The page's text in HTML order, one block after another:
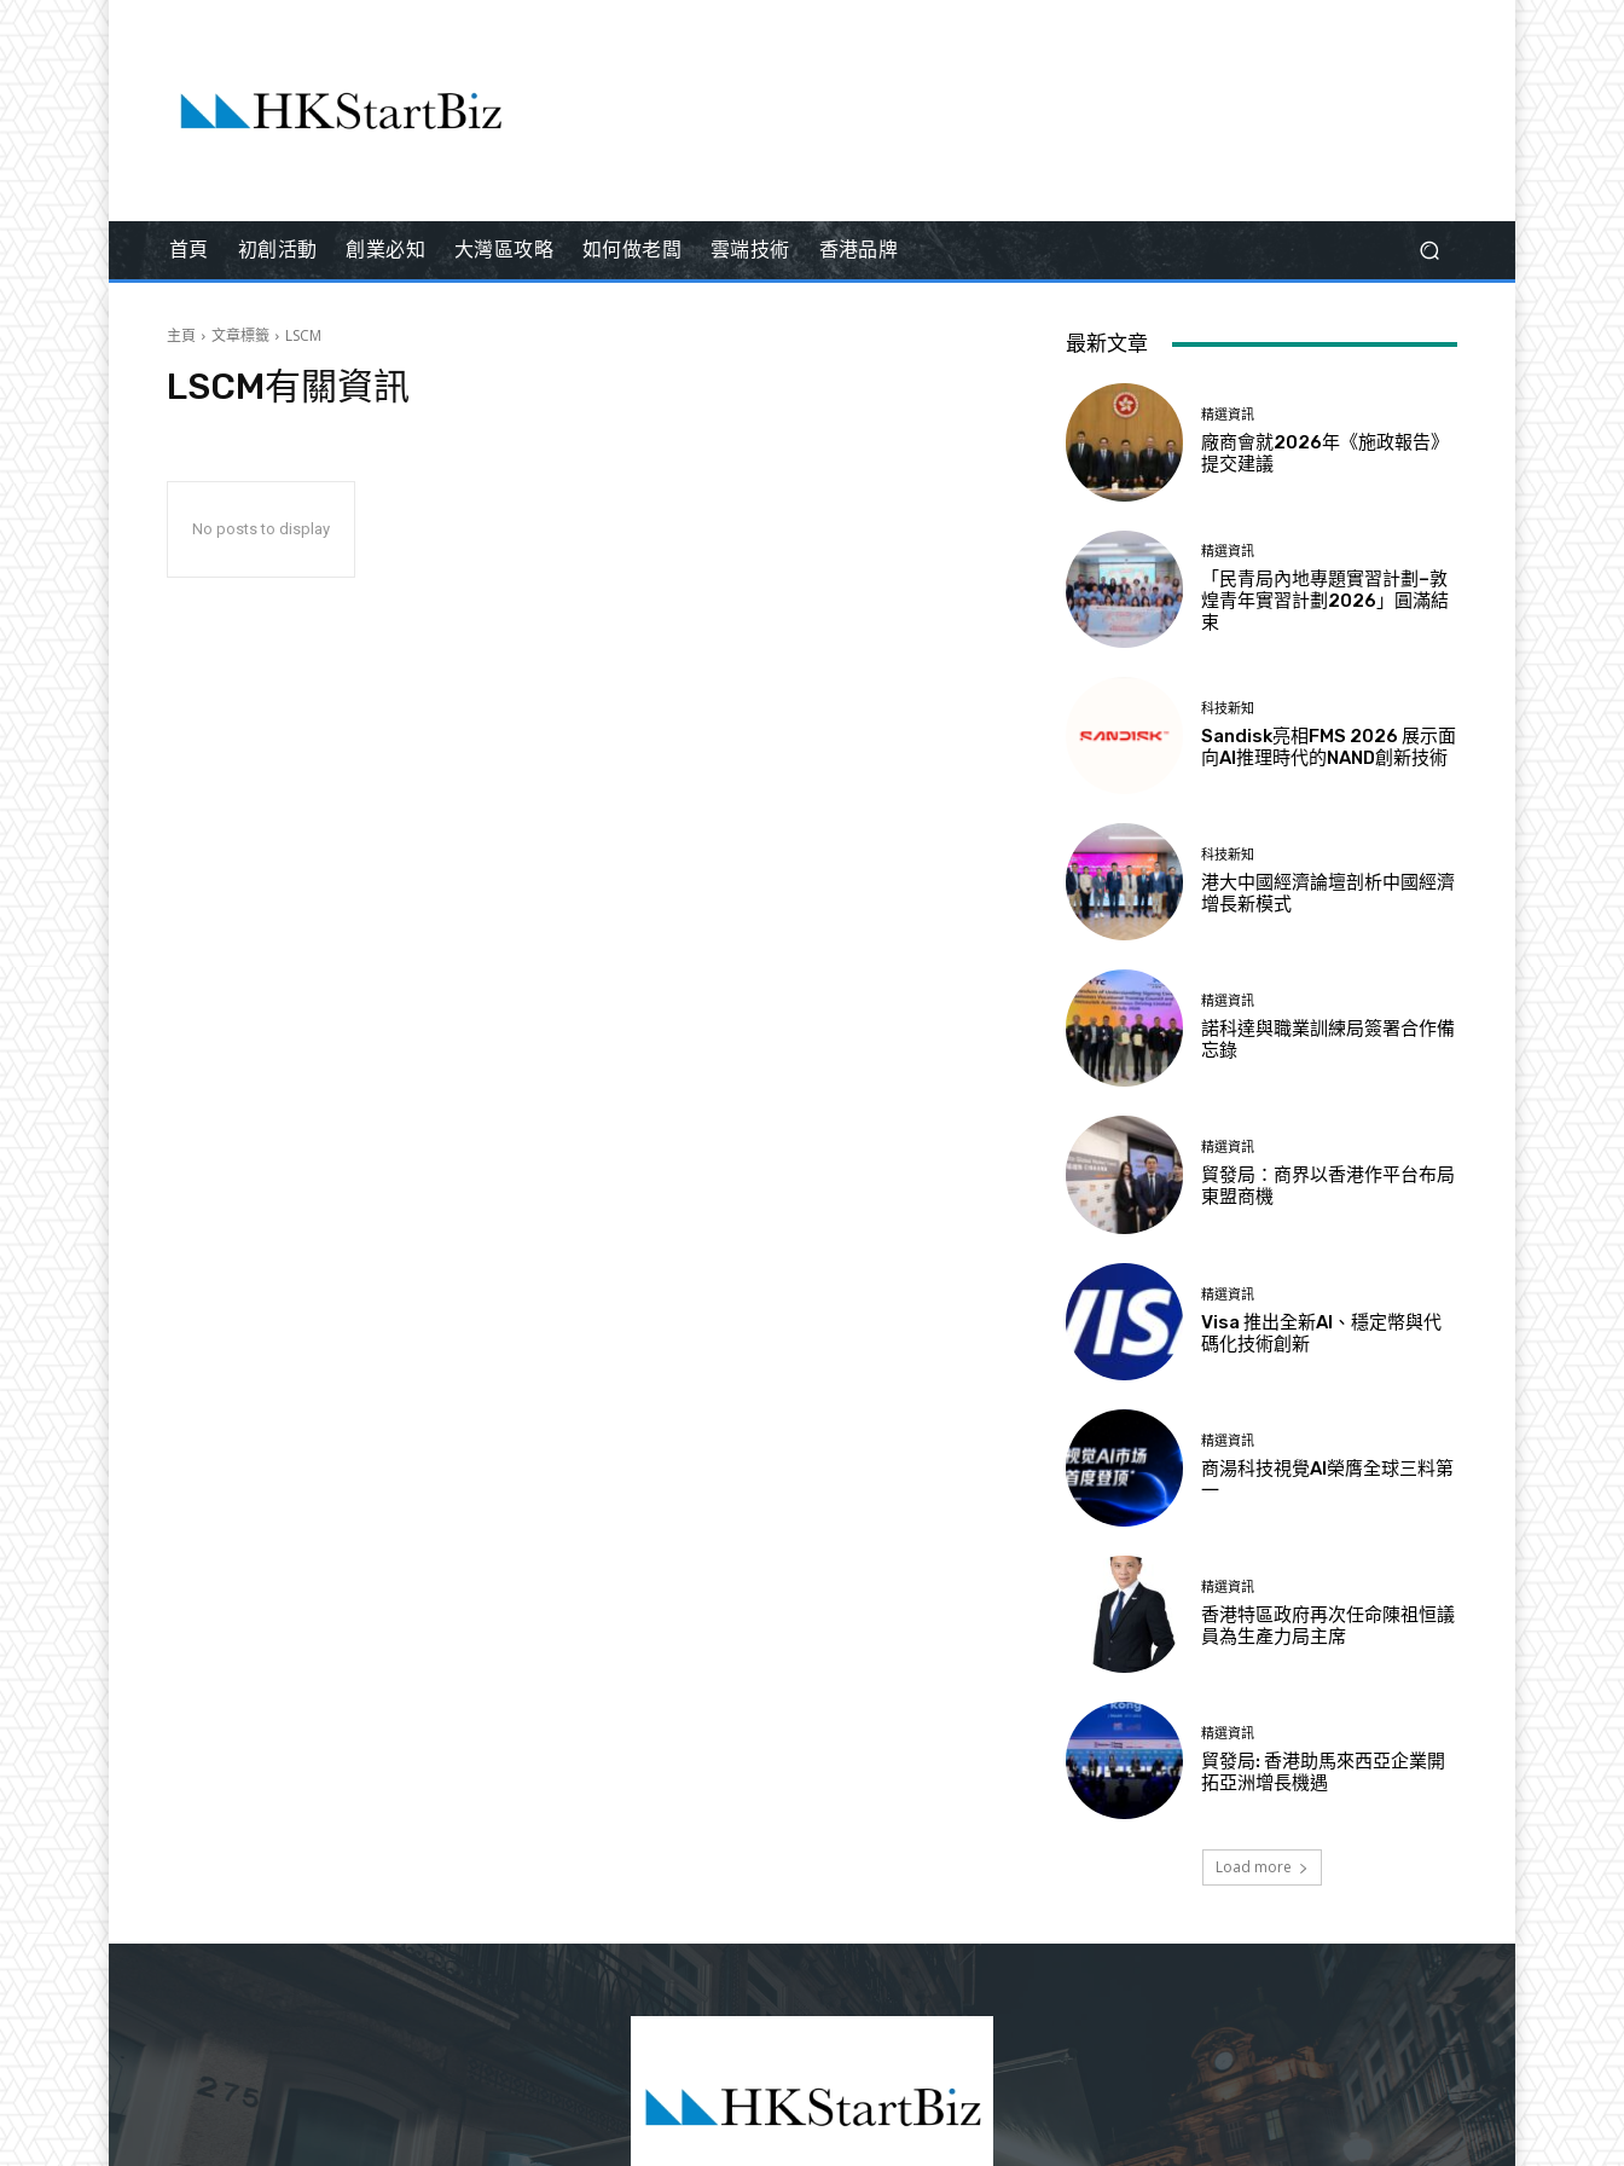
首頁 初創活動 創業必知 大灣區攻略 如何做老闆 雲端技術 香港品牌
主頁 文章標籤 LSCM
LSCM有關資訊
No posts to display
最新文章
精選資訊
廠商會就2026年《施政報告》
提交建議
精選資訊
「民青局內地專題實習計劃–敦
煌青年實習計劃2026」圓滿結
束
科技新知
Sandisk亮相FMS 2026 展示面
向AI推理時代的NAND創新技術
科技新知
港大中國經濟論壇剖析中國經濟
增長新模式
精選資訊
諾科達與職業訓練局簽署合作備
忘錄
精選資訊
貿發局：商界以香港作平台布局
東盟商機
精選資訊
Visa 推出全新AI、穩定幣與代
碼化技術創新
精選資訊
商湯科技視覺AI榮膺全球三料第
一
精選資訊
香港特區政府再次任命陳祖恒議
員為生產力局主席
精選資訊
貿發局: 香港助馬來西亞企業開
拓亞洲增長機遇
Load more